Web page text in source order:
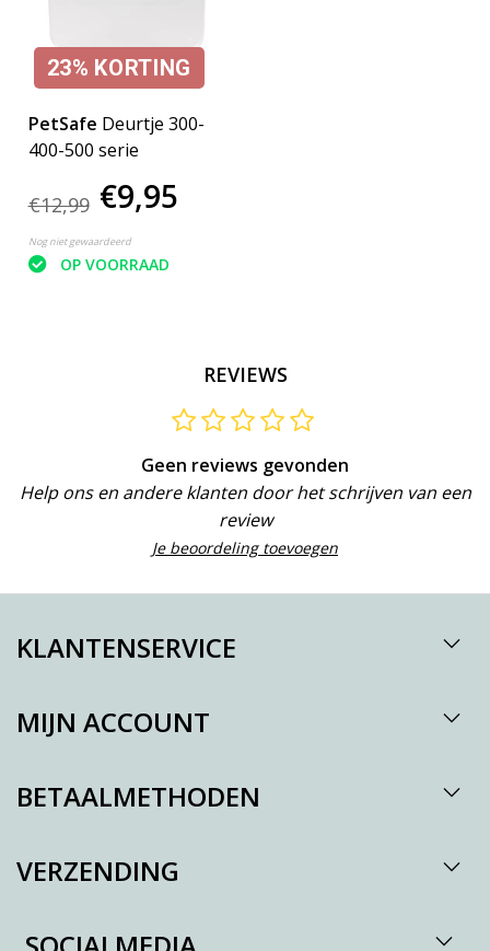
23% KORTING
PetSafe Deurtje 300-
400-500 serie
€12,99 €9,95
Nog niet gewaardeerd
OP VOORRAAD
REVIEWS
Geen reviews gevonden
Help ons en andere klanten door het schrijven van een
review
Je beoordeling toevoegen
KLANTENSERVICE
MIJN ACCOUNT
BETAALMETHODEN
VERZENDING